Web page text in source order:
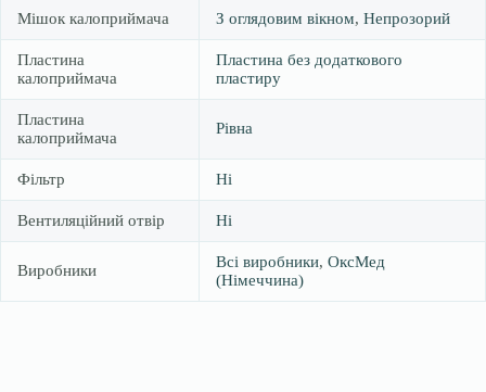
Мішок калоприймача З оглядовим вікном, Непрозорий
Пластина
калоприймача
Пластина без додаткового
пластиру
Пластина
калоприймача
Рівна
Фільтр Ні
Вентиляційний отвір Ні
Виробники Всі виробники, ОксМед
(Німеччина)